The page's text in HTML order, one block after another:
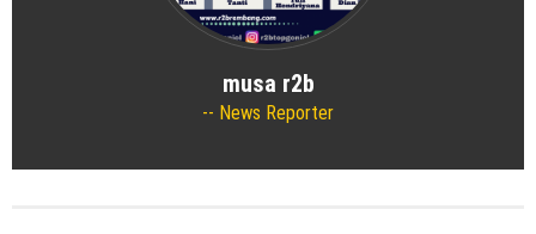
musa r2b
News Reporter